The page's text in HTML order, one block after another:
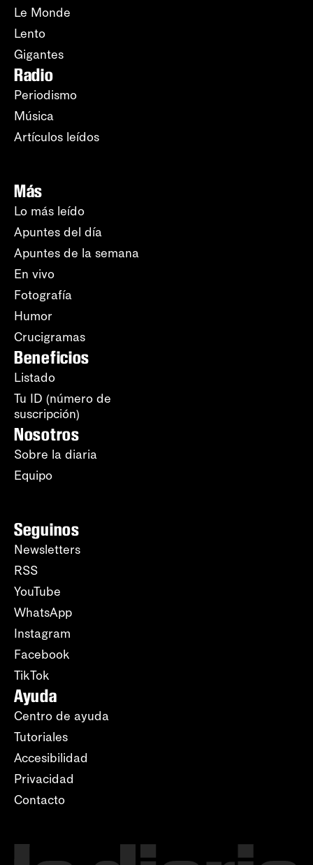
Le Monde
Lento
Gigantes
Radio
Periodismo
Música
Artículos leídos
Más
Lo más leído
Apuntes del día
Apuntes de la semana
En vivo
Fotografía
Humor
Crucigramas
Beneficios
Listado
Tu ID (número de
suscripción)
Nosotros
Sobre la diaria
Equipo
Seguinos
Newsletters
RSS
YouTube
WhatsApp
Instagram
Facebook
TikTok
Ayuda
Centro de ayuda
Tutoriales
Accesibilidad
Privacidad
Contacto